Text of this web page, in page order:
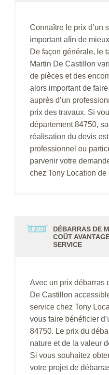
Connaître le prix d’un
important afin de
De façon générale, le
Martin De Castillon
de pièces et des
alors important de
auprès d’un
prix des travaux. Si
département 84750,
réalisation du devis
professionnel ou
parvenir votre
chez Tony Location de
DÉBARRAS DE
COÛT
SERVICE
Avec un prix débarras
De Castillon
service chez Tony
vous faire bénéficier
84750. Le prix du
nature et de la valeur
Si vous souhaitez
votre projet de